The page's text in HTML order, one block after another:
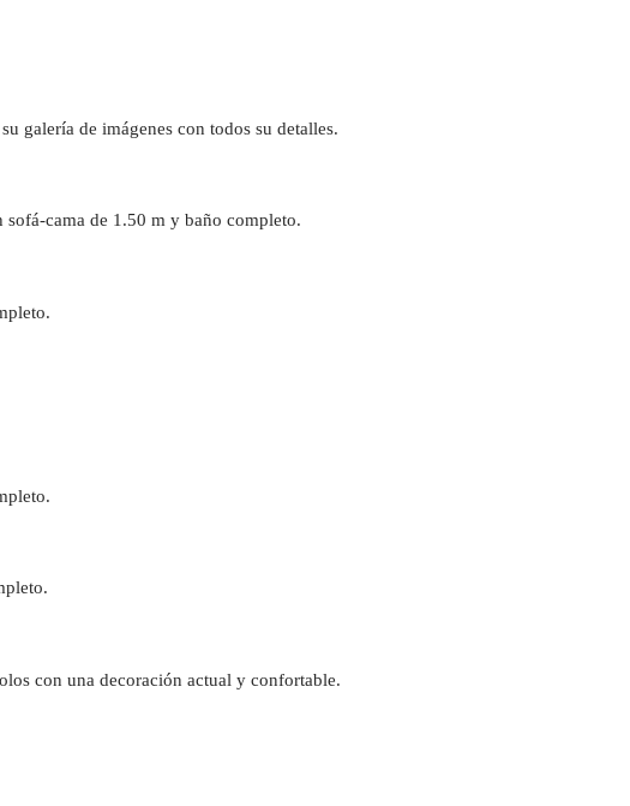
galería de imágenes con todos su detalles.
cama de 1.50 m y baño completo.
con una decoración actual y confortable.